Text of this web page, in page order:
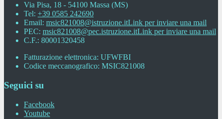
Via Pisa, 18 - 54100 Massa (MS)
Tel: +39 0585 242690
Email: msic821008@istruzione.itLink per inviare una mail
PEC: msic821008@pec.istruzione.itLink per inviare una mail
C.F.: 80001320458
Fatturazione elettronica: UFWFBI
Codice meccanografico: MSIC821008
Seguici su
Facebook
Youtube